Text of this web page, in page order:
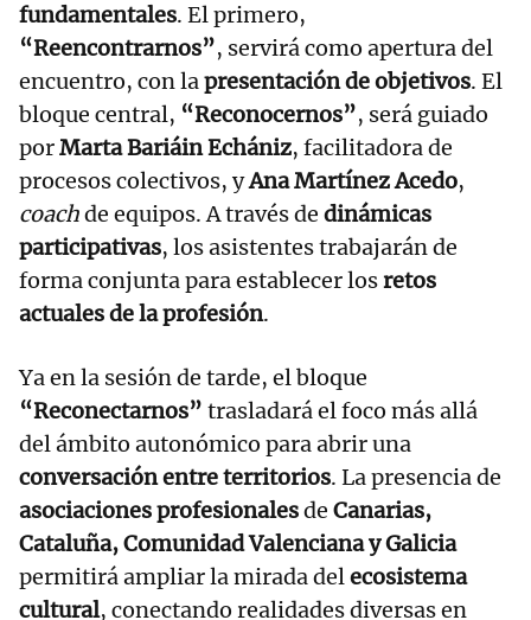
fundamentales. El primero,
“Reencontrarnos”, servirá como apertura del
encuentro, con lapresentación de objetivos. El
bloque central, “Reconocernos”, será guiado
porMarta Bariáin Echániz, facilitadora de
procesos colectivos, yAna Martínez Acedo,
coachde equipos. A través de dinámicas
participativas, los asistentes trabajarán de
forma conjunta para establecer losretos
actuales de la profesión.
Ya en la sesión de tarde, el bloque
“Reconectarnos” trasladará el foco más allá
del ámbito autonómico para abrir una
conversación entre territorios. La presencia de
asociaciones profesionalesde Canarias,
Cataluña, Comunidad Valenciana y Galicia
permitirá ampliar la mirada delecosistema
cultural, conectando realidades diversas en